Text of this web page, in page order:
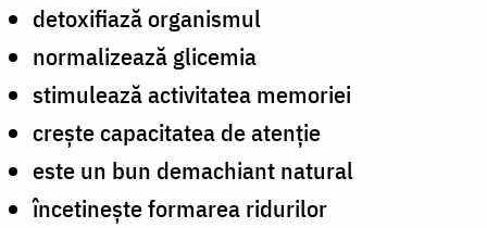
detoxifiază organismul
normalizează glicemia
stimulează activitatea memoriei
crește capacitatea de atenție
este un bun demachiant natural
încetinește formarea ridurilor